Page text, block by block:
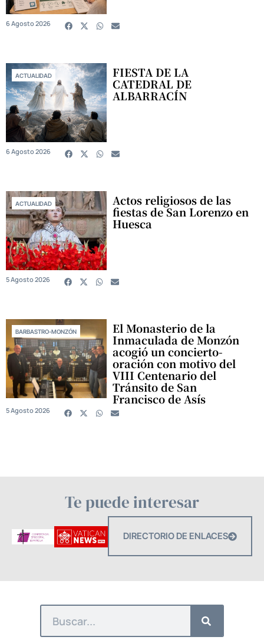
6 Agosto 2026
ACTUALIDAD FIESTA DE LA
CATEDRAL DE
ALBARRACÍN
6 Agosto 2026
ACTUALIDAD Actos religiosos de las
fiestas de San Lorenzo en
Huesca
5 Agosto 2026
BARBASTRO-MONZÓN El Monasterio de la
Inmaculada de Monzón
acogió un concierto-
oración con motivo del
VIII Centenario del
Tránsito de San
Francisco de Asís
5 Agosto 2026
Te puede interesar
DIRECTORIO DE ENLACES